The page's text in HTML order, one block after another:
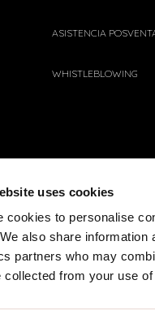
uses cookies
cookies to personalise
also share information
partners who may
collected from your use
ASISTENCIA
WHISTLEBLOWING
PRIVACY POLICY WEB